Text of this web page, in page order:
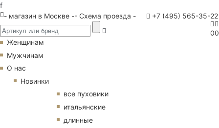
f
- магазин в Москве -- Схема проезда - +7 (495) 565-35-22
00
Женщинам
Мужчинам
О нас
Новинки
все пуховики
итальянские
длинные